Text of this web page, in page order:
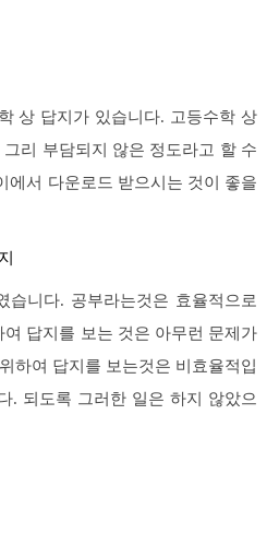
상 답지가 있습니다. 고등수학 상
리 부담되지 않은 정도라고 할 수
에서 다운로드 받으시는 것이 좋을
습니다. 공부라는것은 효율적으로
답지를 보는 것은 아무런 문제가
하여 답지를 보는것은 비효율적입
. 되도록 그러한 일은 하지 않았으